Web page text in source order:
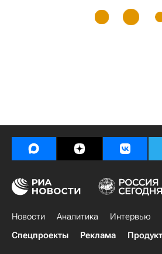
Новости Аналитика Интервью
Спецпроекты
Реклама